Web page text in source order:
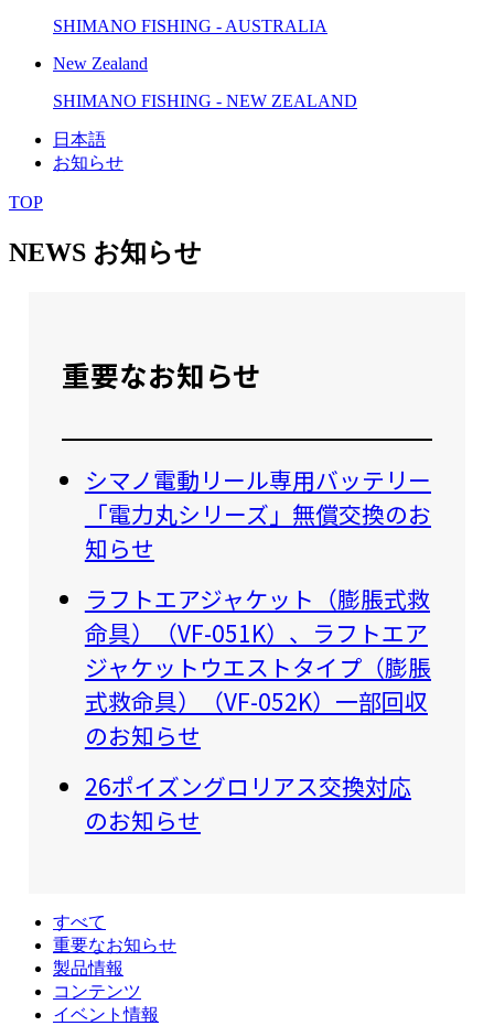
SHIMANO FISHING - AUSTRALIA
New Zealand
SHIMANO FISHING - NEW ZEALAND
日本語
お知らせ
TOP
NEWS お知らせ
重要なお知らせ
シマノ電動リール専用バッテリー
「電力丸シリーズ」無償交換のお
知らせ
ラフトエアジャケット（膨脹式救
命具）（VF-051K）、ラフトエア
ジャケットウエストタイプ（膨脹
式救命具）（VF-052K）一部回収
のお知らせ
26ポイズングロリアス交換対応
のお知らせ
すべて
重要なお知らせ
製品情報
コンテンツ
イベント情報